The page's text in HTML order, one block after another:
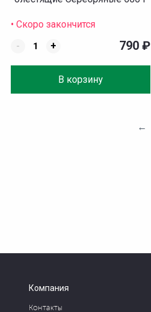
• Скоро закончится
-
+
В корзину
790₽
←
Компания
Контакты